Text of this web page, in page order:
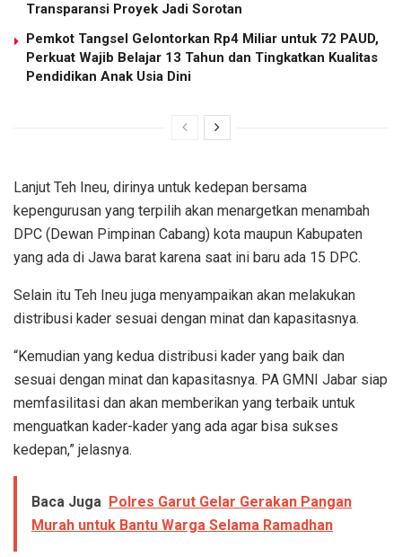
Transparansi Proyek Jadi Sorotan
Pemkot Tangsel Gelontorkan Rp4 Miliar untuk 72 PAUD,
Perkuat Wajib Belajar 13 Tahun dan Tingkatkan Kualitas
Pendidikan Anak Usia Dini
Lanjut Teh Ineu, dirinya untuk kedepan bersama
kepengurusan yang terpilih akan menargetkan menambah
DPC (Dewan Pimpinan Cabang) kota maupun Kabupaten
yang ada di Jawa barat karena saat ini baru ada 15 DPC.
Selain itu Teh Ineu juga menyampaikan akan melakukan
distribusi kader sesuai dengan minat dan kapasitasnya.
“Kemudian yang kedua distribusi kader yang baik dan
sesuai dengan minat dan kapasitasnya. PA GMNI Jabar siap
memfasilitasi dan akan memberikan yang terbaik untuk
menguatkan kader-kader yang ada agar bisa sukses
kedepan,” jelasnya.
Baca Juga Polres Garut Gelar Gerakan Pangan
Murah untuk Bantu Warga Selama Ramadhan